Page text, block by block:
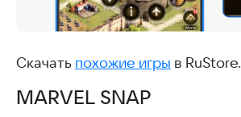
Скачать похожие игры в RuStore.
MARVEL SNAP